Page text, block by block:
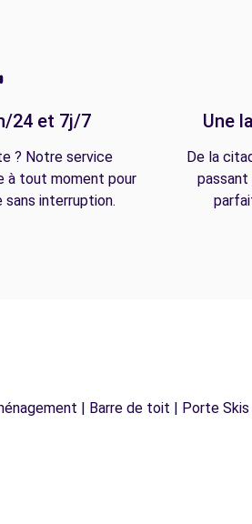
24 et 7j/7
? Notre service
à tout moment pour
sans interruption.
Une
De la
| Barre de toit | Porte